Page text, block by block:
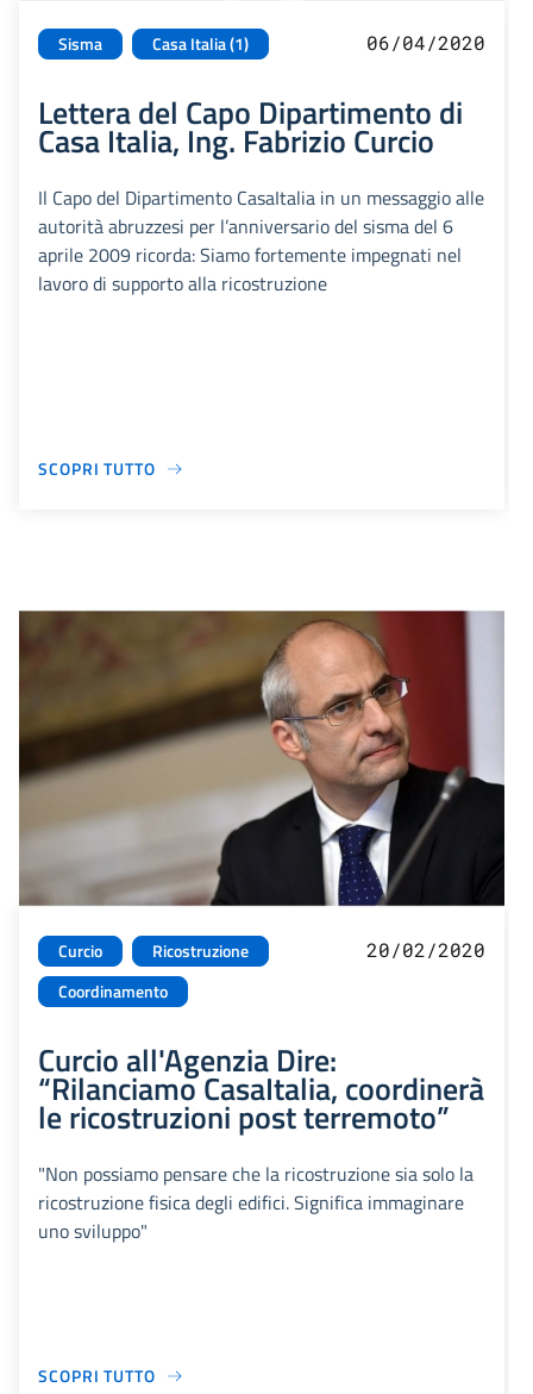
Sisma Casa Italia (1) 06/04/2020
Lettera del Capo Dipartimento di
Casa Italia, Ing. Fabrizio Curcio
Il Capo del Dipartimento CasaItalia in un messaggio alle
autorità abruzzesi per l’anniversario del sisma del 6
aprile 2009 ricorda: Siamo fortemente impegnati nel
lavoro di supporto alla ricostruzione
SCOPRI TUTTO
Curcio
Ricostruzione
Coordinamento
20/02/2020
Curcio all'Agenzia Dire:
“Rilanciamo CasaItalia, coordinerà
le ricostruzioni post terremoto”
"Non possiamo pensare che la ricostruzione sia solo la
ricostruzione fisica degli edifici. Significa immaginare
uno sviluppo"
SCOPRI TUTTO